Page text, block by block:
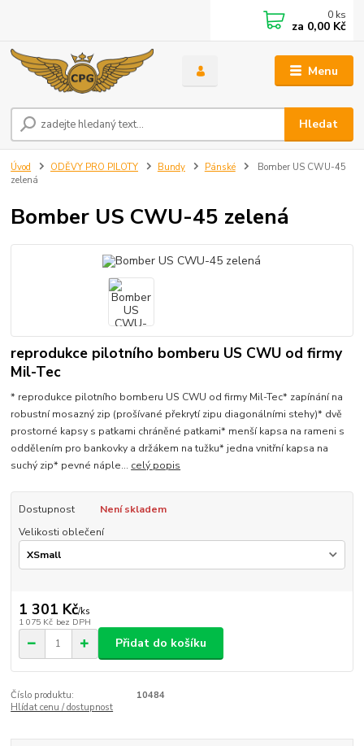
Menu
Hledat
0 ks
za 0,00 Kč
Úvod ODĚVY PRO PILOTY Bundy Pánské
Bomber US CWU-45
zelená
Bomber US CWU-45 zelená
reprodukce pilotního bomberu US CWU od firmy
Mil-Tec
* reprodukce pilotního bomberu US CWU od firmy Mil-Tec* zapínání na
robustní mosazný zip (prošívané překrytí zipu diagonálními stehy)* dvě
prostorné kapsy s patkami chráněné patkami* menší kapsa na rameni s
oddělením pro bankovky a držákem na tužku* jedna vnitřní kapsa na
suchý zip* pevné náple... celý popis
Dostupnost
Není skladem
Velikosti oblečení
1 301 Kč/ks
1 075 Kč bez DPH
Přidat do košíku
Číslo produktu:
10484
Hlídat cenu / dostupnost